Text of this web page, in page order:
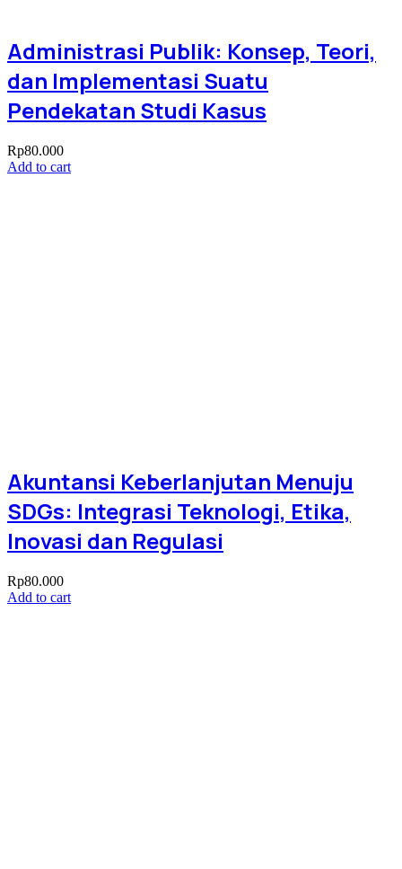
Administrasi Publik: Konsep, Teori,
dan Implementasi Suatu
Pendekatan Studi Kasus
Rp80.000
Add to cart
Akuntansi Keberlanjutan Menuju
SDGs: Integrasi Teknologi, Etika,
Inovasi dan Regulasi
Rp80.000
Add to cart